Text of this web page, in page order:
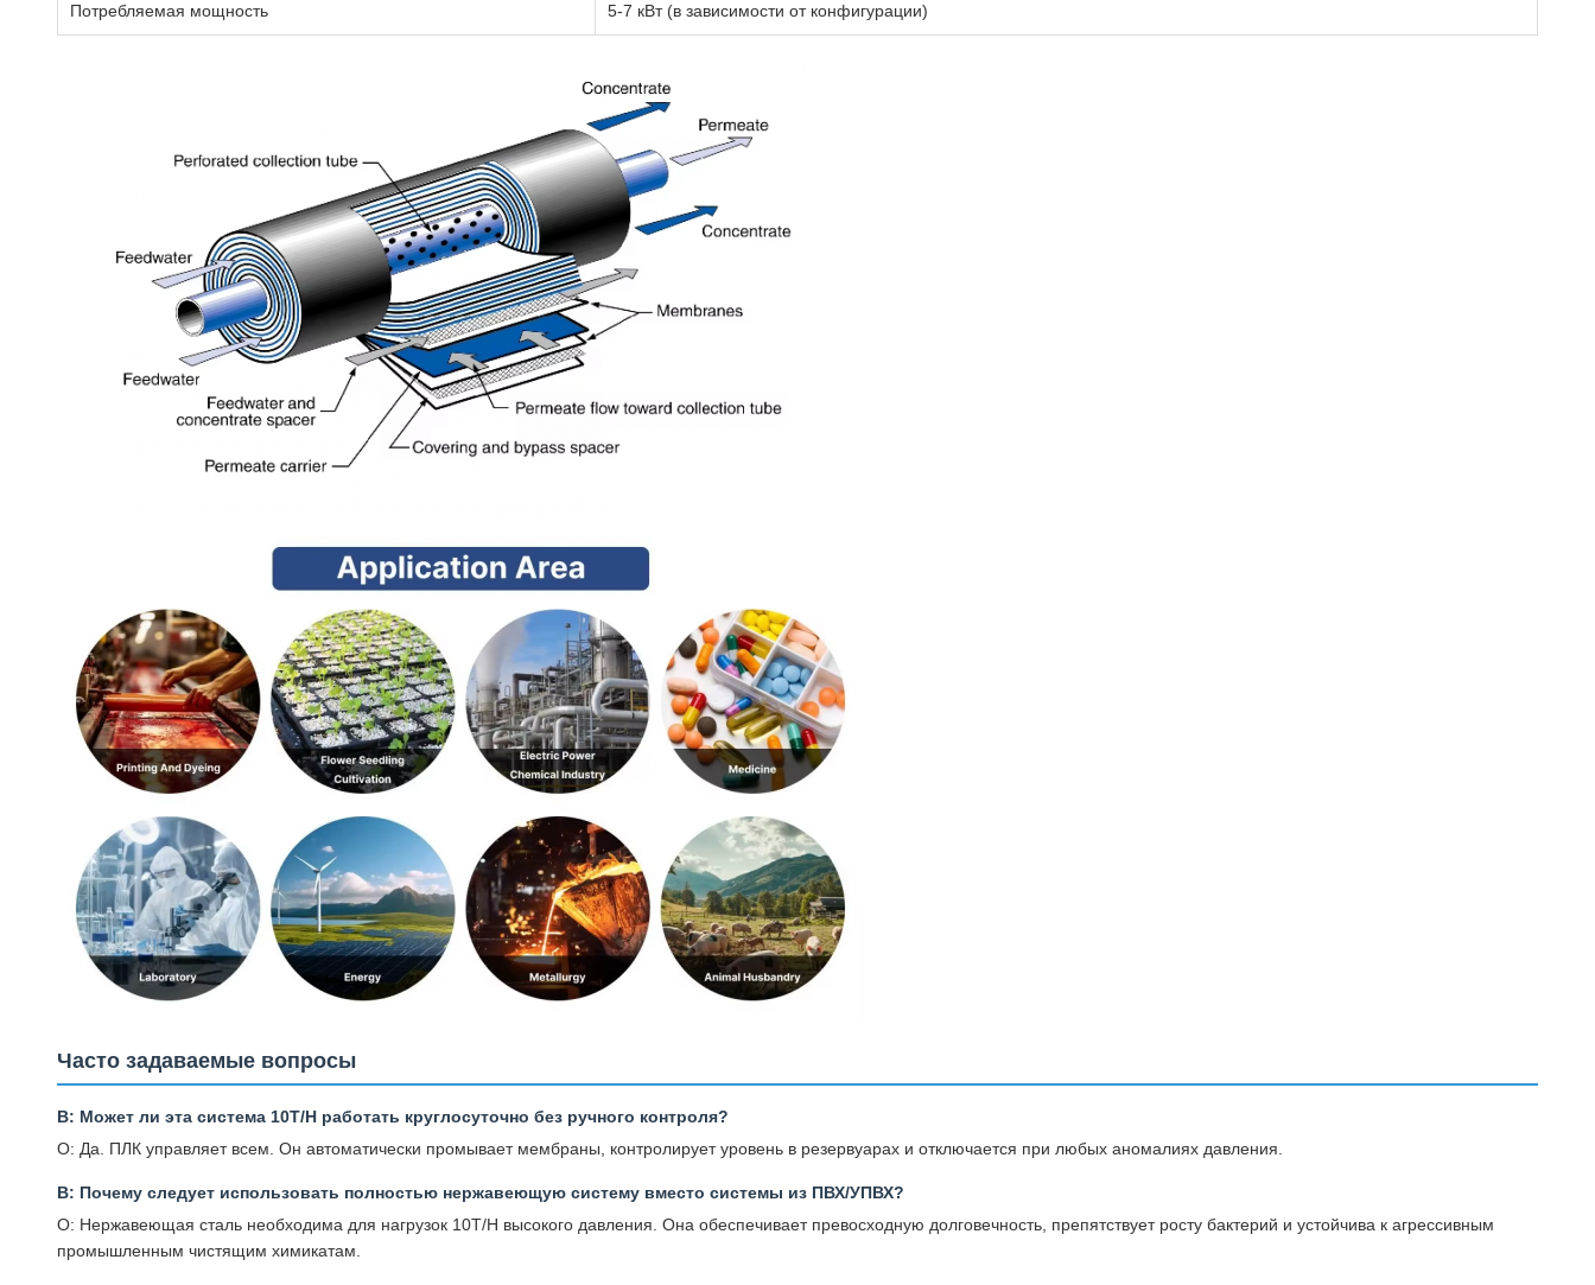
Потребляемая мощность 5-7 кВт (в зависимости от конфигурации)
Часто задаваемые вопросы
В: Может ли эта система 10T/H работать круглосуточно без ручного контроля?
О: Да. ПЛК управляет всем. Он автоматически промывает мембраны, контролирует уровень в резервуарах и отключается при любых аномалиях давления.
В: Почему следует использовать полностью нержавеющую систему вместо системы из ПВХ/УПВХ?
О: Нержавеющая сталь необходима для нагрузок 10T/H высокого давления. Она обеспечивает превосходную долговечность, препятствует росту бактерий и устойчива к агрессивным
промышленным чистящим химикатам.